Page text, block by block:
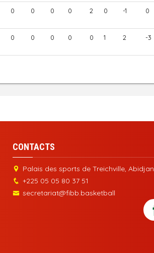
0 0 0 0 2 0 -1 0
0 0 0 0 0 1 2 -3
CONTACTS
Palais des sports de Treichville, Abidjan
+225 05 05 80 37 51
secretariat@fibb.basketball